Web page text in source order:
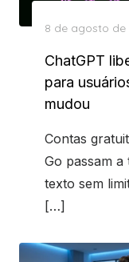
Posted
8 de agosto de
ChatGPT
para
mudou
Contas
Go passam
texto sem
[…]